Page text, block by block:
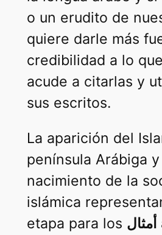
o un erudito de
quiere darle más
credibilidad a lo
acude a citarlas y
sus escritos.
La aparición del
península Arábiga
nacimiento de la
islámica
etapa para los أمثال